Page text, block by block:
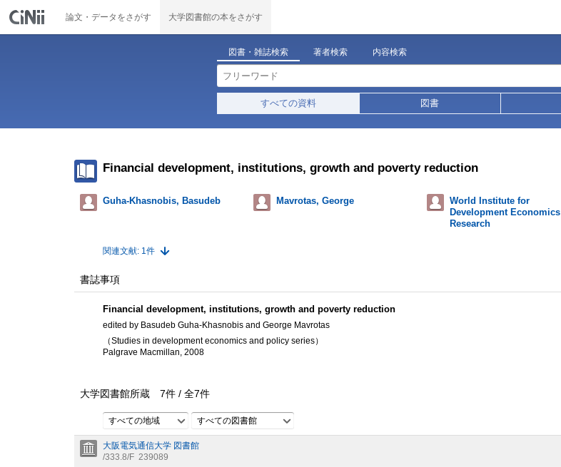
論文・データをさがす 大学図書館の本をさがす
図書・雑誌検索 著者検索 内容検索
すべての資料 図書
Financial development, institutions, growth and poverty reduction
Guha-Khasnobis, Basudeb Mavrotas, George
World Institute for
Development Economics
Research
関連文献: 1件
書誌事項
Financial development, institutions, growth and poverty reduction
edited by Basudeb Guha-Khasnobis and George Mavrotas
（Studies in development economics and policy series）
Palgrave Macmillan, 2008
大学図書館所蔵 7件 / 全7件
すべての地域 すべての図書館
大阪電気通信大学 図書館
/333.8/F 239089